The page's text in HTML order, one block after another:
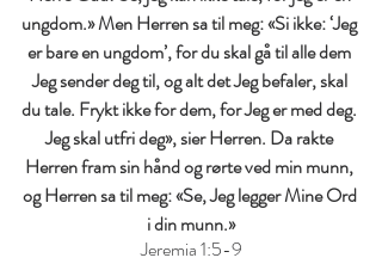
ungdom.» Men Herren sa til meg: «Si ikke: ‘Jeg
er bare en ungdom’, for du skal gå til alle dem
Jeg sender deg til, og alt det Jeg befaler, skal
du tale. Frykt ikke for dem, for Jeg er med deg.
Jeg skal utfri deg», sier Herren. Da rakte
Herren fram sin hånd og rørte ved min munn,
og Herren sa til meg: «Se, Jeg legger Mine Ord
i din munn.»
Jeremia 1:5-9